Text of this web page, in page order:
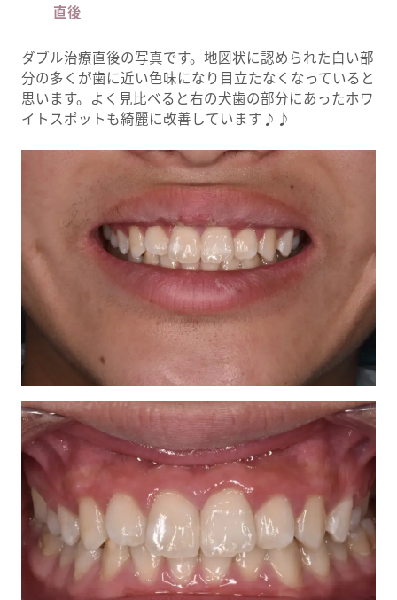
直後
ダブル治療直後の写真です。地図状に認められた白い部
分の多くが歯に近い色味になり目立たなくなっていると
思います。よく見比べると右の犬歯の部分にあったホワ
イトスポットも綺麗に改善しています♪♪